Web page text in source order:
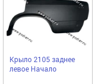
Крыло 2105 заднее
левое Начало